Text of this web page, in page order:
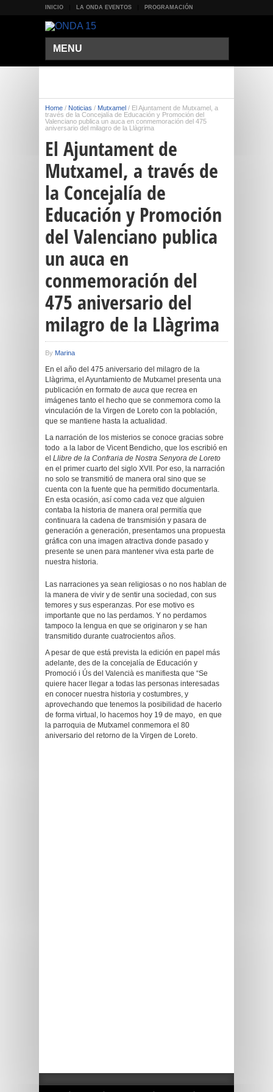
INICIO LA ONDA EVENTOS PROGRAMACIÓN
MENU
Home / Noticias / Mutxamel / El Ajuntament de Mutxamel, a
través de la Concejalía de Educación y Promoción del
Valenciano publica un auca en conmemoración del 475
aniversario del milagro de la Llàgrima
El Ajuntament de
Mutxamel, a través de
la Concejalía de
Educación y Promoción
del Valenciano publica
un auca en
conmemoración del
475 aniversario del
milagro de la Llàgrima
By Marina
En el año del 475 aniversario del milagro de la
Llàgrima, el Ayuntamiento de Mutxamel presenta una
publicación en formato de auca que recrea en
imágenes tanto el hecho que se conmemora como la
vinculación de la Virgen de Loreto con la población,
que se mantiene hasta la actualidad.
La narración de los misterios se conoce gracias sobre
todo a la labor de Vicent Bendicho, que los escribió en
el Llibre de la Confraria de Nostra Senyora de Loreto
en el primer cuarto del siglo XVII. Por eso, la narración
no solo se transmitió de manera oral sino que se
cuenta con la fuente que ha permitido documentarla.
En esta ocasión, así como cada vez que alguien
contaba la historia de manera oral permitía que
continuara la cadena de transmisión y pasara de
generación a generación, presentamos una propuesta
gráfica con una imagen atractiva donde pasado y
presente se unen para mantener viva esta parte de
nuestra historia.
Las narraciones ya sean religiosas o no nos hablan de
la manera de vivir y de sentir una sociedad, con sus
temores y sus esperanzas. Por ese motivo es
importante que no las perdamos. Y no perdamos
tampoco la lengua en que se originaron y se han
transmitido durante cuatrocientos años.
A pesar de que está prevista la edición en papel más
adelante, des de la concejalía de Educación y
Promoció i Ús del Valencià es manifiesta que “Se
quiere hacer llegar a todas las personas interesadas
en conocer nuestra historia y costumbres, y
aprovechando que tenemos la posibilidad de hacerlo
de forma virtual, lo hacemos hoy 19 de mayo, en que
la parroquia de Mutxamel conmemora el 80
aniversario del retorno de la Virgen de Loreto.